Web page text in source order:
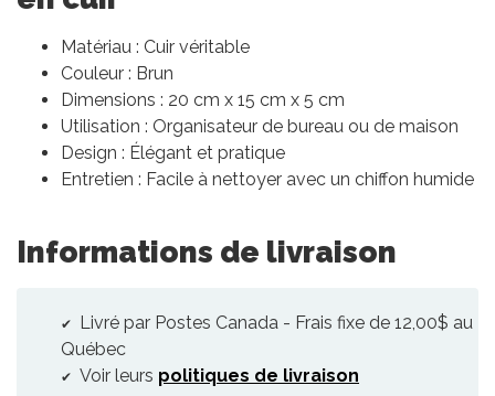
Matériau : Cuir véritable
Couleur : Brun
Dimensions : 20 cm x 15 cm x 5 cm
Utilisation : Organisateur de bureau ou de maison
Design : Élégant et pratique
Entretien : Facile à nettoyer avec un chiffon humide
Informations de livraison
Livré par Postes Canada - Frais fixe de 12,00$ au
Québec
Voir leurs politiques de livraison